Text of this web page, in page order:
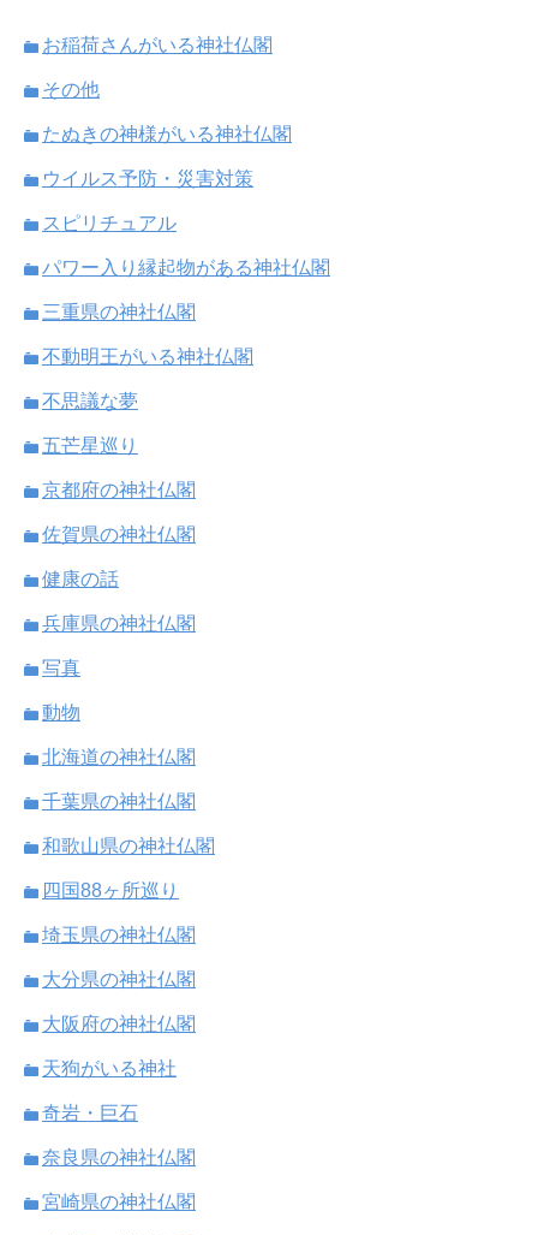
お稲荷さんがいる神社仏閣
その他
たぬきの神様がいる神社仏閣
ウイルス予防・災害対策
スピリチュアル
パワー入り縁起物がある神社仏閣
三重県の神社仏閣
不動明王がいる神社仏閣
不思議な夢
五芒星巡り
京都府の神社仏閣
佐賀県の神社仏閣
健康の話
兵庫県の神社仏閣
写真
動物
北海道の神社仏閣
千葉県の神社仏閣
和歌山県の神社仏閣
四国88ヶ所巡り
埼玉県の神社仏閣
大分県の神社仏閣
大阪府の神社仏閣
天狗がいる神社
奇岩・巨石
奈良県の神社仏閣
宮崎県の神社仏閣